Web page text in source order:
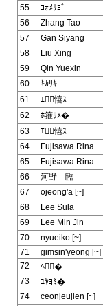
55
ｺｫﾒｻﾖﾞ
56
Zhang Tao
57
Gan Siyang
58
Liu Xing
59
Qin Yuexin
60
ｷｶﾘｷ
61
ｴ憘ｽ
62
ﾎ箍ﾘﾒ�
63
ｴ憘ｽ
64
Fujisawa Rina
65
Fujisawa Rina
66
河野 臨
67
ojeong'a [~]
68
Lee Sula
69
Lee Min Jin
70
nyueiko [~]
71
gimsin'yeong [~]
72
ﾍ�
73
ﾕﾔﾖﾐ�
74
ceonjeujien [~]